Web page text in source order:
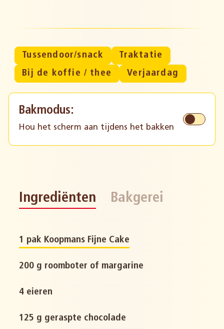
Tussendoor/snack
Traktatie
Bij de koffie / thee
Verjaardag
Bakmodus:
Hou het scherm aan tijdens het bakken
Ingrediënten Bakgerei
1 pak Koopmans Fijne Cake
200 g roomboter of margarine
4 eieren
125 g geraspte chocolade